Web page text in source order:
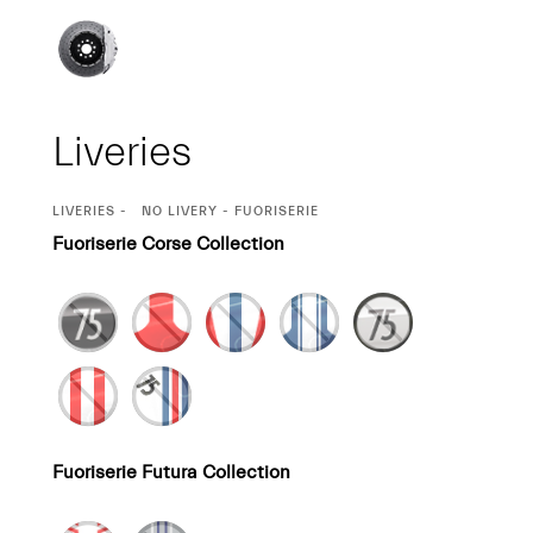
Liveries
CURRENT
LIVERIES NO LIVERY - FUORISERIE
Fuoriserie Corse Collection
Fuoriserie Futura Collection